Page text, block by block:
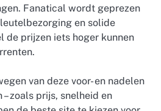
Fanatical wordt geprezen
en solide
de prijzen iets hoger kunnen
van deze voor- en nadelen
zoals prijs, snelheid en